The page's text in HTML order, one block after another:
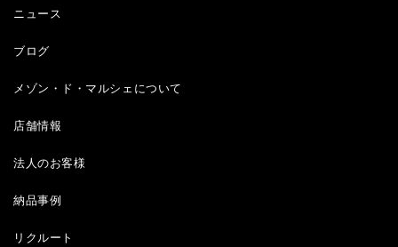
ニュース
ブログ
メゾン・ド・マルシェについて
店舗情報
法人のお客様
納品事例
リクルート